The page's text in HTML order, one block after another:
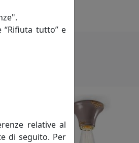
tutto” e
relative al
di seguito. Per